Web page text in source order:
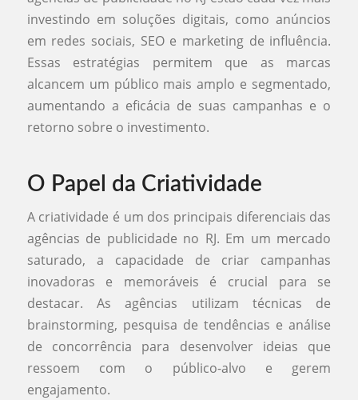
investindo em soluções digitais, como anúncios
em redes sociais, SEO e marketing de influência.
Essas estratégias permitem que as marcas
alcancem um público mais amplo e segmentado,
aumentando a eficácia de suas campanhas e o
retorno sobre o investimento.
O Papel da Criatividade
A criatividade é um dos principais diferenciais das
agências de publicidade no RJ. Em um mercado
saturado, a capacidade de criar campanhas
inovadoras e memoráveis é crucial para se
destacar. As agências utilizam técnicas de
brainstorming, pesquisa de tendências e análise
de concorrência para desenvolver ideias que
ressoem com o público-alvo e gerem
engajamento.